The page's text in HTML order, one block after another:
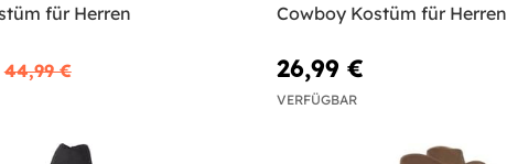
für Herren
44,99 €
Cowboy Kostüm für Herren
26,99 €
VERFÜGBAR